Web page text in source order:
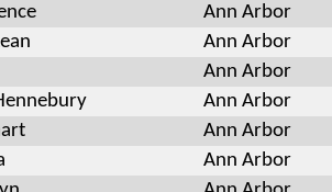
Ann Arbor
Ann Arbor
Ann Arbor
Ann Arbor
Ann Arbor
Ann Arbor